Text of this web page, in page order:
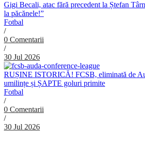
Gigi Becali, atac fără precedent la Ștefan
la păcănele!”
Fotbal
/
0 Comentarii
/
30 Jul 2026
RUȘINE ISTORICĂ! FCSB, eliminată de
umilințe și ȘAPTE goluri primite
Fotbal
/
0 Comentarii
/
30 Jul 2026